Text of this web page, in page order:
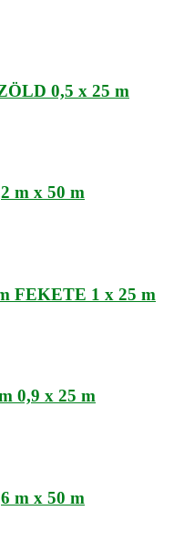
0,5 x 25 m
m x 50 m
FEKETE 1 x 25 m
0,9 x 25 m
m x 50 m